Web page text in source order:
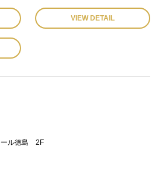
VIEW DETAIL
ール徳島 2F